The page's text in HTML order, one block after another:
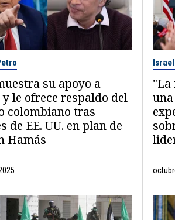
su apoyo a
le ofrece respaldo del
colombiano tras
de EE. UU. en plan de
Hamás
"La